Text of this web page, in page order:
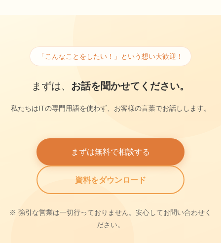
「こんなことをしたい！」という想い大歓迎！
まずは、 お話を聞かせてください。
私たちはITの専門用語を使わず、お客様の言葉でお話しします。
まずは無料で相談する
資料をダウンロード
※ 強引な営業は一切行っておりません。安心してお問い合わせく
ださい。